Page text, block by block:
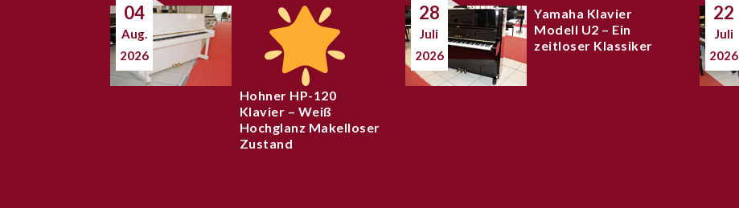
04
Aug.
2026
Hohner HP-120
Klavier – Weiß
Hochglanz Makelloser
Zustand
28
Juli
2026
Yamaha Klavier
Modell U2 – Ein
zeitloser Klassiker
22
Juli
2026